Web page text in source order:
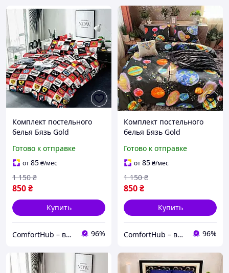
Комплект постельного
белья Бязь Gold
BG0150001
Готово к отправке
от85₴/мес
850₴
1 150 ₴
Купить
ComfortHub – ваш дом, ваш комфорт, ваше тепло 96%
Комплект постельного
белья Бязь Gold
BG0150002
Готово к отправке
от85₴/мес
850₴
1 150 ₴
Купить
ComfortHub – ваш дом, ваш комфорт, ваше тепло 96%